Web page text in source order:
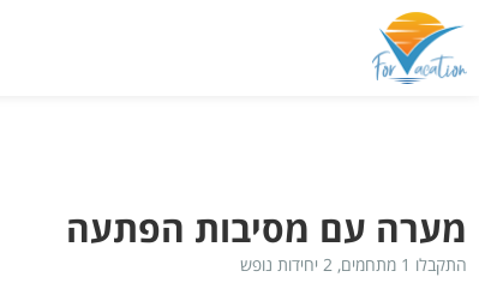
מערה עם מסיבות הפתעה
התקבלו 1 מתחמים, 2 יחידות נופש